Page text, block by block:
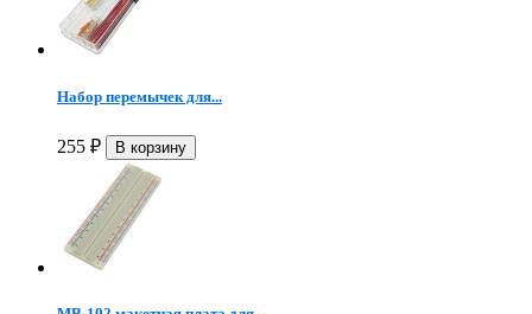
Набор перемычек для...
255 ₽